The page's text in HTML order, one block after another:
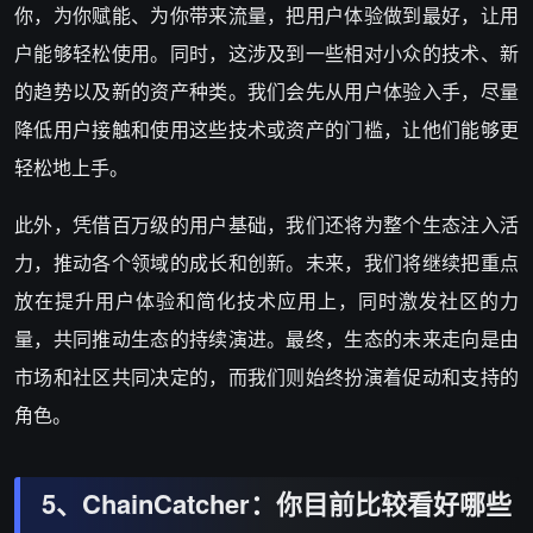
你，为你赋能、为你带来流量，把用户体验做到最好，让用
户能够轻松使用。同时，这涉及到一些相对小众的技术、新
的趋势以及新的资产种类。我们会先从用户体验入手，尽量
降低用户接触和使用这些技术或资产的门槛，让他们能够更
轻松地上手。
此外，凭借百万级的用户基础，我们还将为整个生态注入活
力，推动各个领域的成长和创新。未来，我们将继续把重点
放在提升用户体验和简化技术应用上，同时激发社区的力
量，共同推动生态的持续演进。最终，生态的未来走向是由
市场和社区共同决定的，而我们则始终扮演着促动和支持的
角色。
5、ChainCatcher：你目前比较看好哪些